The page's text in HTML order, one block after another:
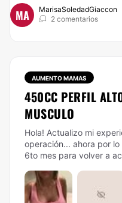
MA
MarisaSoledadGiaccon
2 comentarios
AUMENTO MAMAS
450CC PERFIL
MUSCULO
Hola! Actualizo mi
operación... ahora por
6to mes para volver a